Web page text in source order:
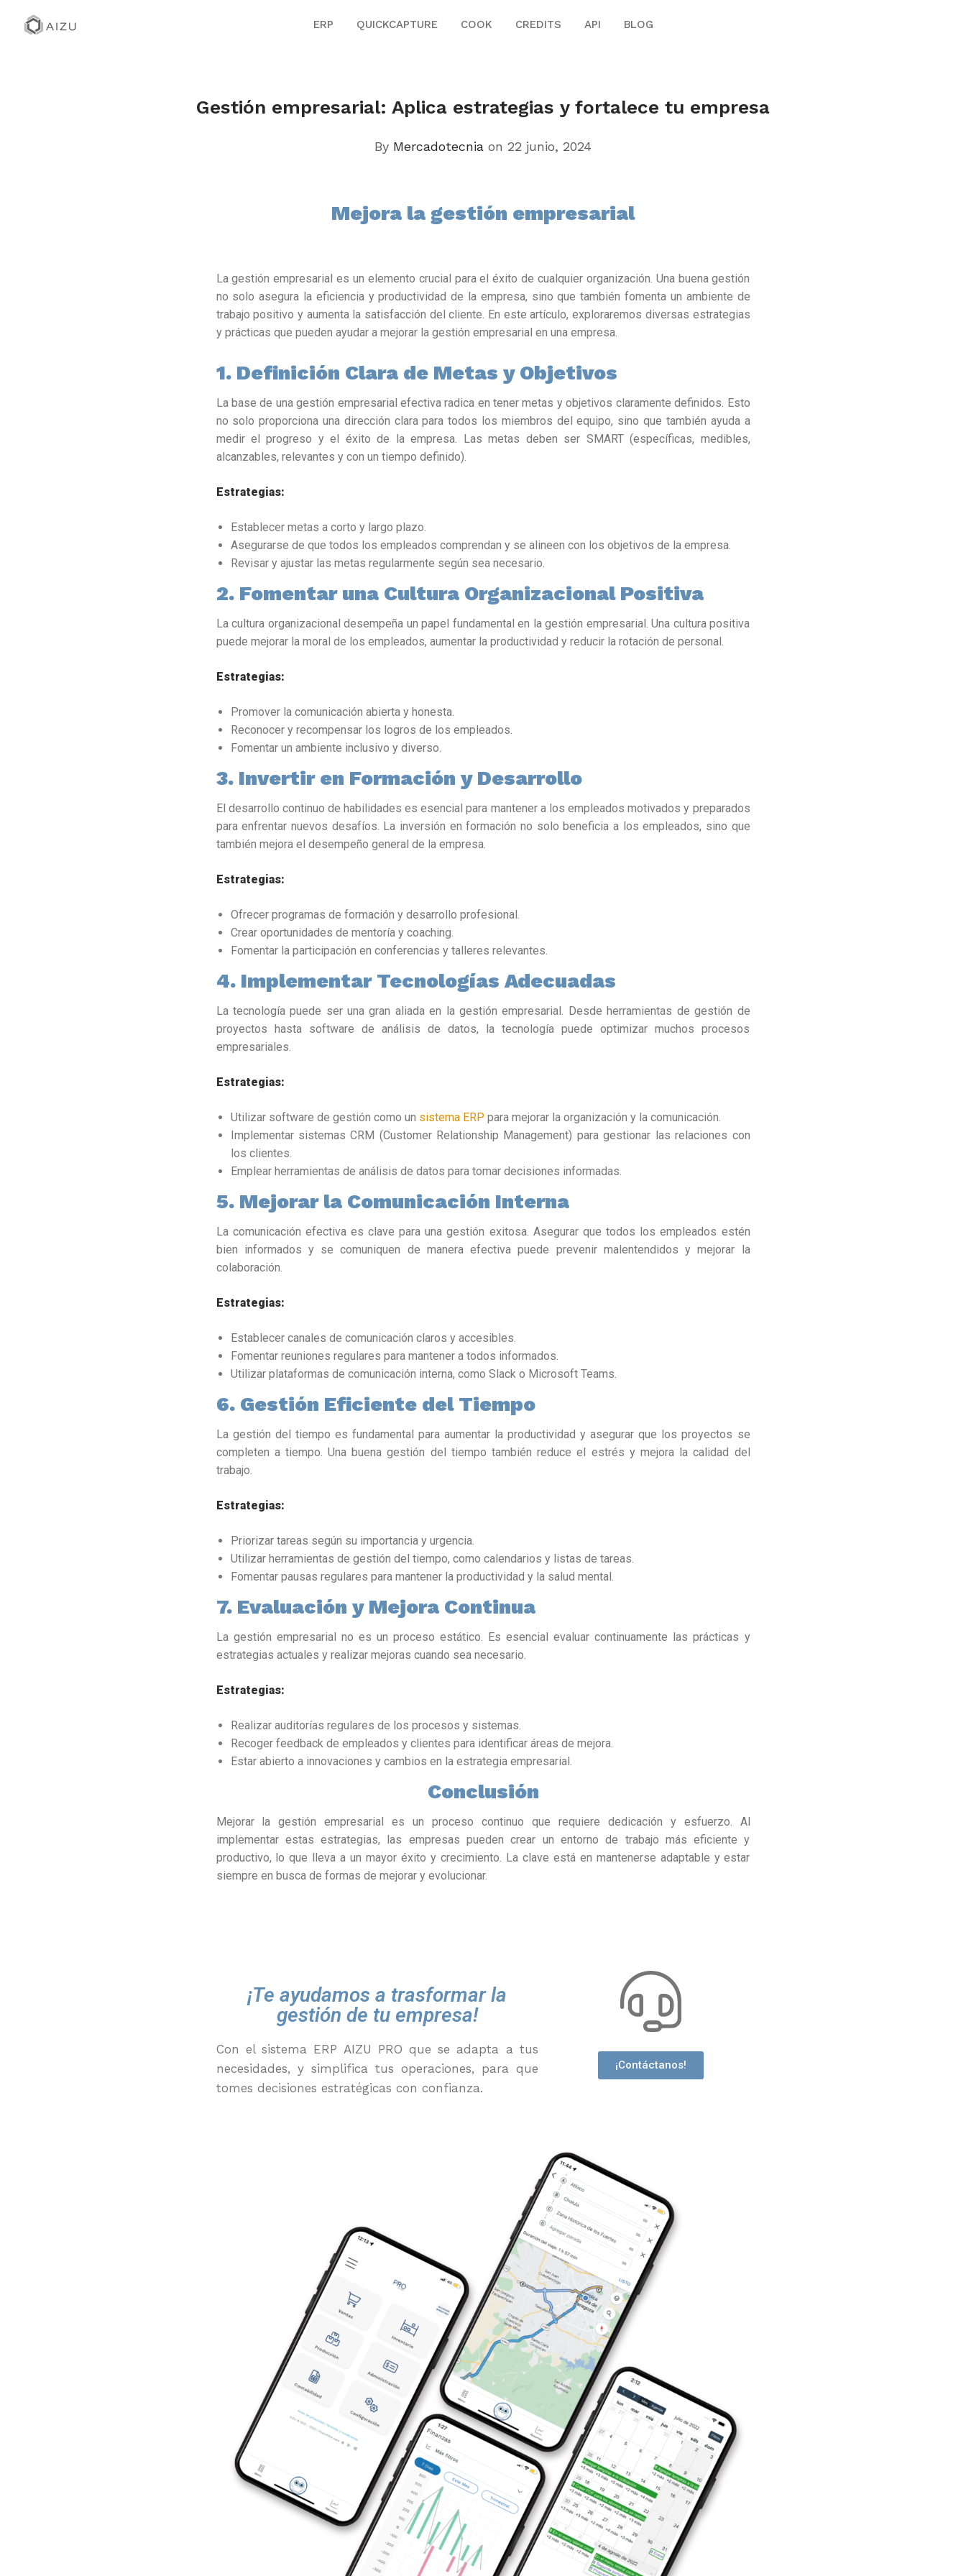
ERP QUICKCAPTURE COOK CREDITS API BLOG
Gestión empresarial: Aplica estrategias y fortalece tu empresa
By Mercadotecnia on 22 junio, 2024
Mejora la gestión empresarial
La gestión empresarial es un elemento crucial para el éxito de cualquier organización. Una buena gestión
no solo asegura la eficiencia y productividad de la empresa, sino que también fomenta un ambiente de
trabajo positivo y aumenta la satisfacción del cliente. En este artículo, exploraremos diversas estrategias
y prácticas que pueden ayudar a mejorar la gestión empresarial en una empresa.
1. Definición Clara de Metas y Objetivos
La base de una gestión empresarial efectiva radica en tener metas y objetivos claramente definidos. Esto
no solo proporciona una dirección clara para todos los miembros del equipo, sino que también ayuda a
medir el progreso y el éxito de la empresa. Las metas deben ser SMART (específicas, medibles,
alcanzables, relevantes y con un tiempo definido).
Estrategias:
Establecer metas a corto y largo plazo.
Asegurarse de que todos los empleados comprendan y se alineen con los objetivos de la empresa.
Revisar y ajustar las metas regularmente según sea necesario.
2. Fomentar una Cultura Organizacional Positiva
La cultura organizacional desempeña un papel fundamental en la gestión empresarial. Una cultura positiva
puede mejorar la moral de los empleados, aumentar la productividad y reducir la rotación de personal.
Estrategias:
Promover la comunicación abierta y honesta.
Reconocer y recompensar los logros de los empleados.
Fomentar un ambiente inclusivo y diverso.
3. Invertir en Formación y Desarrollo
El desarrollo continuo de habilidades es esencial para mantener a los empleados motivados y preparados
para enfrentar nuevos desafíos. La inversión en formación no solo beneficia a los empleados, sino que
también mejora el desempeño general de la empresa.
Estrategias:
Ofrecer programas de formación y desarrollo profesional.
Crear oportunidades de mentoría y coaching.
Fomentar la participación en conferencias y talleres relevantes.
4. Implementar Tecnologías Adecuadas
La tecnología puede ser una gran aliada en la gestión empresarial. Desde herramientas de gestión de
proyectos hasta software de análisis de datos, la tecnología puede optimizar muchos procesos
empresariales.
Estrategias:
Utilizar software de gestión como un sistema ERP para mejorar la organización y la comunicación.
Implementar sistemas CRM (Customer Relationship Management) para gestionar las relaciones con
los clientes.
Emplear herramientas de análisis de datos para tomar decisiones informadas.
5. Mejorar la Comunicación Interna
La comunicación efectiva es clave para una gestión exitosa. Asegurar que todos los empleados estén
bien informados y se comuniquen de manera efectiva puede prevenir malentendidos y mejorar la
colaboración.
Estrategias:
Establecer canales de comunicación claros y accesibles.
Fomentar reuniones regulares para mantener a todos informados.
Utilizar plataformas de comunicación interna, como Slack o Microsoft Teams.
6. Gestión Eficiente del Tiempo
La gestión del tiempo es fundamental para aumentar la productividad y asegurar que los proyectos se
completen a tiempo. Una buena gestión del tiempo también reduce el estrés y mejora la calidad del
trabajo.
Estrategias:
Priorizar tareas según su importancia y urgencia.
Utilizar herramientas de gestión del tiempo, como calendarios y listas de tareas.
Fomentar pausas regulares para mantener la productividad y la salud mental.
7. Evaluación y Mejora Continua
La gestión empresarial no es un proceso estático. Es esencial evaluar continuamente las prácticas y
estrategias actuales y realizar mejoras cuando sea necesario.
Estrategias:
Realizar auditorías regulares de los procesos y sistemas.
Recoger feedback de empleados y clientes para identificar áreas de mejora.
Estar abierto a innovaciones y cambios en la estrategia empresarial.
Conclusión
Mejorar la gestión empresarial es un proceso continuo que requiere dedicación y esfuerzo. Al
implementar estas estrategias, las empresas pueden crear un entorno de trabajo más eficiente y
productivo, lo que lleva a un mayor éxito y crecimiento. La clave está en mantenerse adaptable y estar
siempre en busca de formas de mejorar y evolucionar.
¡Te ayudamos a trasformar la
gestión de tu empresa!
Con elsistema ERP AIZU PRO que se adapta a tus
necesidades, y simplifica tus operaciones, para que
tomes decisiones estratégicas con confianza.
¡Contáctanos!